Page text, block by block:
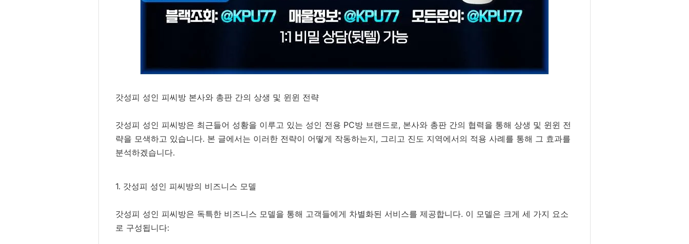
갓성피 성인 피씨방 본사와 총판 간의 상생 및 윈윈 전략
갓성피 성인 피씨방은 최근들어 성황을 이루고 있는 성인 전용 PC방 브랜드로, 본사와 총판 간의 협력을 통해 상생 및 윈윈 전
략을 모색하고 있습니다. 본 글에서는 이러한 전략이 어떻게 작동하는지, 그리고 진도 지역에서의 적용 사례를 통해 그 효과를
분석하겠습니다.
1. 갓성피 성인 피씨방의 비즈니스 모델
갓성피 성인 피씨방은 독특한 비즈니스 모델을 통해 고객들에게 차별화된 서비스를 제공합니다. 이 모델은 크게 세 가지 요소
로 구성됩니다: